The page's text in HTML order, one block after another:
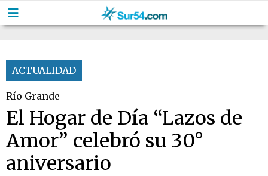
ACTUALIDAD
Río Grande
El Hogar de Día “Lazos de
Amor” celebró su 30°
aniversario